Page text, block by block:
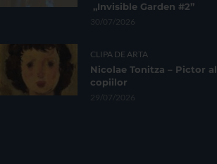
„Invisible Garden #2”
30/07/2026
CLIPA DE ARTA
Nicolae Tonitza – Pictor al
copiilor
29/07/2026